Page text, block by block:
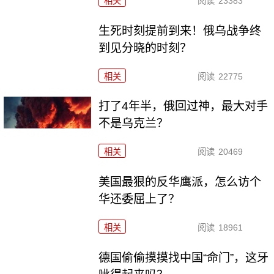
生死时刻提前到来！俄乌战争终
到见分晓的时刻？
相关 阅读 22775
打了4年半，俄回过神，最大对手
不是乌克兰？
相关 阅读 20469
美国最狠的反华鹰派，怎么访个
华还委屈上了？
相关 阅读 18961
德国偷偷摸摸找中国“命门”，这牙